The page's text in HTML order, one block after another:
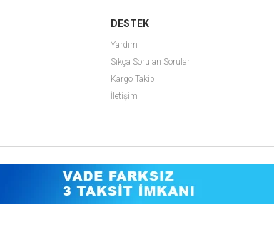
DESTEK
Yardım
Sıkça Sorulan Sorular
Kargo Takip
İletişim